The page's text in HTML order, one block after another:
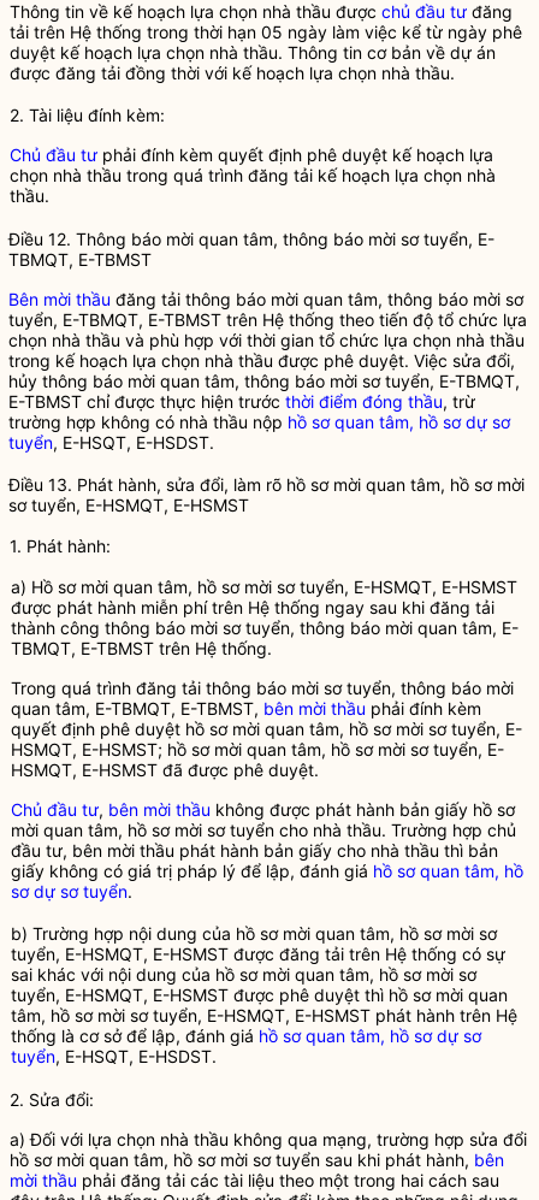
Thông tin về kế hoạch lựa chọn nhà thầu được chủ đầu tư đăng
tải trên Hệ thống trong thời hạn 05 ngày làm việc kể từ ngày phê
duyệt kế hoạch lựa chọn nhà thầu. Thông tin cơ bản về dự án
được đăng tải đồng thời với kế hoạch lựa chọn nhà thầu.
2. Tài liệu đính kèm:
Chủ đầu tư phải đính kèm quyết định phê duyệt kế hoạch lựa
chọn nhà thầu trong quá trình đăng tải kế hoạch lựa chọn nhà
thầu.
Điều 12. Thông báo mời quan tâm, thông báo mời sơ tuyển, E-
TBMQT, E-TBMST
Bên mời thầu đăng tải thông báo mời quan tâm, thông báo mời sơ
tuyển, E-TBMQT, E-TBMST trên Hệ thống theo tiến độ tổ chức lựa
chọn nhà thầu và phù hợp với thời gian tổ chức lựa chọn nhà thầu
trong kế hoạch lựa chọn nhà thầu được phê duyệt. Việc sửa đổi,
hủy thông báo mời quan tâm, thông báo mời sơ tuyển, E-TBMQT,
E-TBMST chỉ được thực hiện trước thời điểm đóng thầu, trừ
trường hợp không có nhà thầu nộp hồ sơ quan tâm, hồ sơ dự sơ
tuyển, E-HSQT, E-HSDST.
Điều 13. Phát hành, sửa đổi, làm rõ hồ sơ mời quan tâm, hồ sơ mời
sơ tuyển, E-HSMQT, E-HSMST
1. Phát hành:
a) Hồ sơ mời quan tâm, hồ sơ mời sơ tuyển, E-HSMQT, E-HSMST
được phát hành miễn phí trên Hệ thống ngay sau khi đăng tải
thành công thông báo mời sơ tuyển, thông báo mời quan tâm, E-
TBMQT, E-TBMST trên Hệ thống.
Trong quá trình đăng tải thông báo mời sơ tuyển, thông báo mời
quan tâm, E-TBMQT, E-TBMST, bên mời thầu phải đính kèm
quyết định phê duyệt hồ sơ mời quan tâm, hồ sơ mời sơ tuyển, E-
HSMQT, E-HSMST; hồ sơ mời quan tâm, hồ sơ mời sơ tuyển, E-
HSMQT, E-HSMST đã được phê duyệt.
Chủ đầu tư, bên mời thầu không được phát hành bản giấy hồ sơ
mời quan tâm, hồ sơ mời sơ tuyển cho nhà thầu. Trường hợp chủ
đầu tư, bên mời thầu phát hành bản giấy cho nhà thầu thì bản
giấy không có giá trị pháp lý để lập, đánh giá hồ sơ quan tâm, hồ
sơ dự sơ tuyển.
b) Trường hợp nội dung của hồ sơ mời quan tâm, hồ sơ mời sơ
tuyển, E-HSMQT, E-HSMST được đăng tải trên Hệ thống có sự
sai khác với nội dung của hồ sơ mời quan tâm, hồ sơ mời sơ
tuyển, E-HSMQT, E-HSMST được phê duyệt thì hồ sơ mời quan
tâm, hồ sơ mời sơ tuyển, E-HSMQT, E-HSMST phát hành trên Hệ
thống là cơ sở để lập, đánh giá hồ sơ quan tâm, hồ sơ dự sơ
tuyển, E-HSQT, E-HSDST.
2. Sửa đổi:
a) Đối với lựa chọn nhà thầu không qua mạng, trường hợp sửa đổi
hồ sơ mời quan tâm, hồ sơ mời sơ tuyển sau khi phát hành, bên
mời thầu phải đăng tải các tài liệu theo một trong hai cách sau